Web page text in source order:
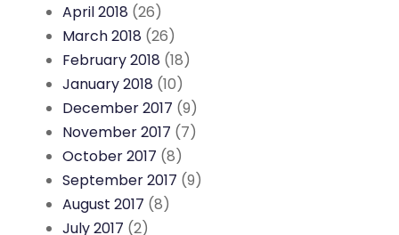
April 2018 (26)
March 2018 (26)
February 2018 (18)
January 2018 (10)
December 2017 (9)
November 2017 (7)
October 2017 (8)
September 2017 (9)
August 2017 (8)
July 2017 (2)